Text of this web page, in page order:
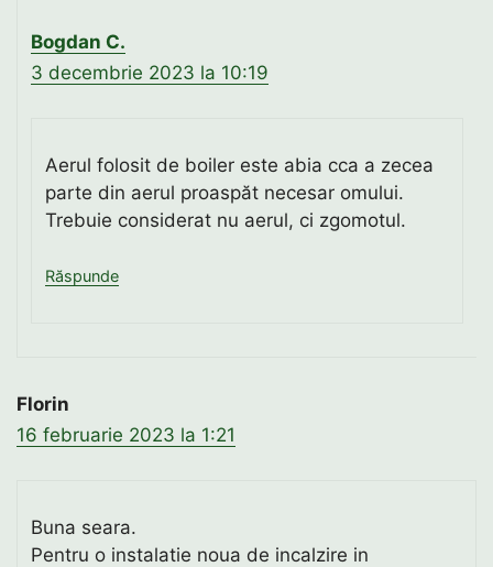
Bogdan C.
3 decembrie 2023 la 10:19
Aerul folosit de boiler este abia cca a zecea
parte din aerul proaspăt necesar omului.
Trebuie considerat nu aerul, ci zgomotul.
Răspunde
Florin
16 februarie 2023 la 1:21
Buna seara.
Pentru o instalatie noua de incalzire in